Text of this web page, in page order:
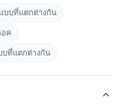
บบที่แตกต่างกัน
อค
ที่แตกต่างกัน